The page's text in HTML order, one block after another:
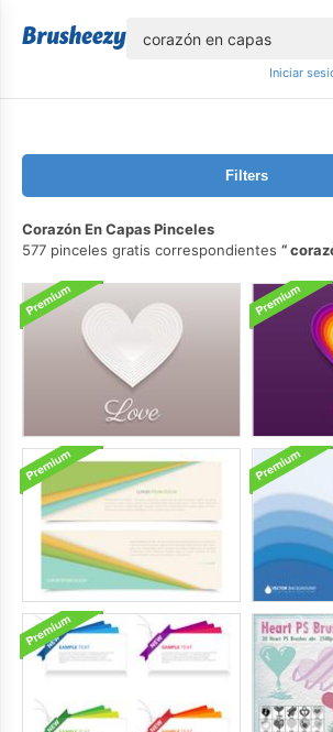
Iniciar
Filters
Corazón En Capas Pinceles
577 pinceles gratis correspondientes